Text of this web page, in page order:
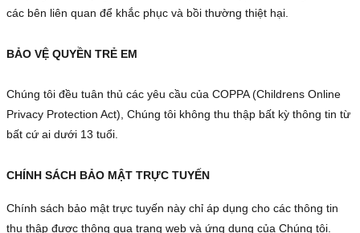
các bên liên quan để khắc phục và bồi thường thiệt hại.
BẢO VỆ QUYỀN TRẺ EM
Chúng tôi đều tuân thủ các yêu cầu của COPPA (Childrens Online
Privacy Protection Act), Chúng tôi không thu thập bất kỳ thông tin từ
bất cứ ai dưới 13 tuổi.
CHÍNH SÁCH BẢO MẬT TRỰC TUYẾN
Chính sách bảo mật trực tuyến này chỉ áp dụng cho các thông tin